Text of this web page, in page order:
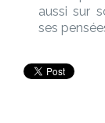
aussi sur
ses